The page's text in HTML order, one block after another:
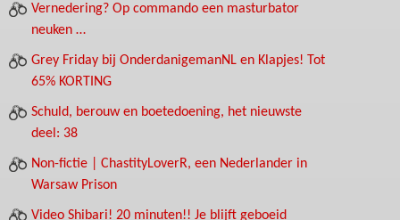
Vernedering? Op commando een masturbator
neuken …
Grey Friday bij OnderdanigemanNL en Klapjes! Tot
65% KORTING
Schuld, berouw en boetedoening, het nieuwste
deel: 38
Non-fictie | ChastityLoverR, een Nederlander in
Warsaw Prison
Video Shibari! 20 minuten!! Je blijft geboeid